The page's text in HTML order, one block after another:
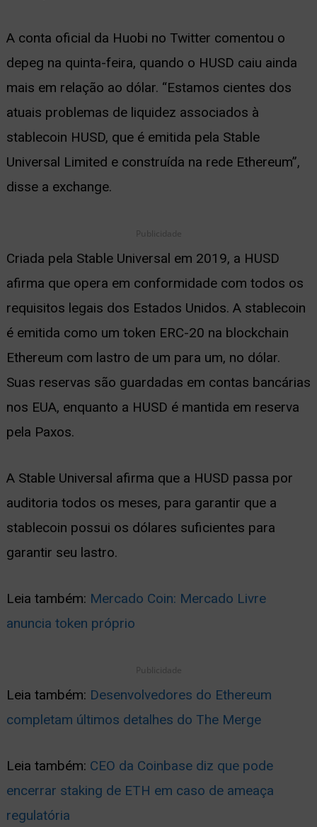
A conta oficial da Huobi no Twitter comentou o
depeg na quinta-feira, quando o HUSD caiu ainda
mais em relação ao dólar. “Estamos cientes dos
atuais problemas de liquidez associados à
stablecoin HUSD, que é emitida pela Stable
Universal Limited e construída na rede Ethereum”,
disse a exchange.
Publicidade
Criada pela Stable Universal em 2019, a HUSD
afirma que opera em conformidade com todos os
requisitos legais dos Estados Unidos. A stablecoin
é emitida como um token ERC-20 na blockchain
Ethereum com lastro de um para um, no dólar.
Suas reservas são guardadas em contas bancárias
nos EUA, enquanto a HUSD é mantida em reserva
pela Paxos.
A Stable Universal afirma que a HUSD passa por
auditoria todos os meses, para garantir que a
stablecoin possui os dólares suficientes para
garantir seu lastro.
Leia também: Mercado Coin: Mercado Livre
anuncia token próprio
Publicidade
Leia também: Desenvolvedores do Ethereum
completam últimos detalhes do The Merge
Leia também: CEO da Coinbase diz que pode
encerrar staking de ETH em caso de ameaça
regulatória